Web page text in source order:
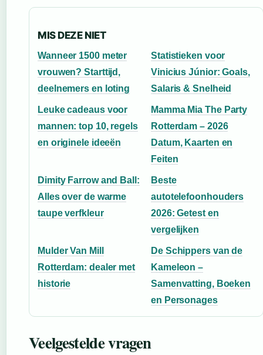
MIS DEZE NIET
Wanneer 1500 meter
vrouwen? Starttijd,
deelnemers en loting
Statistieken voor
Vinicius Júnior: Goals,
Salaris & Snelheid
Leuke cadeaus voor
mannen: top 10, regels
en originele ideeën
Mamma Mia The Party
Rotterdam – 2026
Datum, Kaarten en
Feiten
Dimity Farrow and Ball:
Alles over de warme
taupe verfkleur
Beste
autotelefoonhouders
2026: Getest en
vergelijken
Mulder Van Mill
Rotterdam: dealer met
historie
De Schippers van de
Kameleon –
Samenvatting, Boeken
en Personages
Veelgestelde vragen